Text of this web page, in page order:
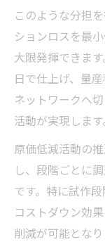
原価低
要点
奈良県発・
原価低
比率
原価低
み
量産海
原価低
現場目
スピードを
このような分担
ションロスを最
大限発揮できま
日で仕上げ、量
ネットワークへ
活動が実現します
原価低減活動の
し、段階ごとに
です。特に試作
コストダウン効
削減が可能となり